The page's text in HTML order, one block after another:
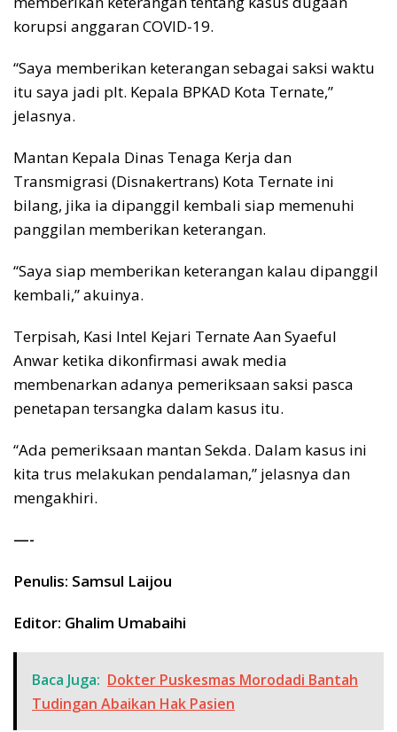
korupsi anggaran COVID-19.
“Saya memberikan keterangan sebagai saksi waktu
itu saya jadi plt. Kepala BPKAD Kota Ternate,”
jelasnya.
Mantan Kepala Dinas Tenaga Kerja dan
Transmigrasi (Disnakertrans) Kota Ternate ini
bilang, jika ia dipanggil kembali siap memenuhi
panggilan memberikan keterangan.
“Saya siap memberikan keterangan kalau dipanggil
kembali,” akuinya.
Terpisah, Kasi Intel Kejari Ternate Aan Syaeful
Anwar ketika dikonfirmasi awak media
membenarkan adanya pemeriksaan saksi pasca
penetapan tersangka dalam kasus itu.
“Ada pemeriksaan mantan Sekda. Dalam kasus ini
kita trus melakukan pendalaman,” jelasnya dan
mengakhiri.
—-
Penulis: Samsul Laijou
Editor: Ghalim Umabaihi
Baca Juga: Dokter Puskesmas Morodadi Bantah
Tudingan Abaikan Hak Pasien